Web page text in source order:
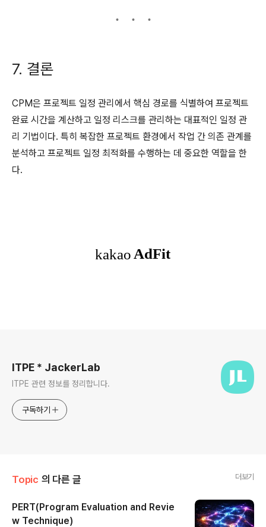
7. 결론
CPM은 프로젝트 일정 관리에서 핵심 경로를 식별하여 프로젝트
완료 시간을 계산하고 일정 리스크를 관리하는 대표적인 일정 관
리 기법이다. 특히 복잡한 프로젝트 환경에서 작업 간 의존 관계를
분석하고 프로젝트 일정 최적화를 수행하는 데 중요한 역할을 한
다.
ITPE * JackerLab
ITPE 관련 정보를 정리합니다.
구독하기
Topic 의 다른 글 더보기
PERT(Program Evaluation and Revie
w Technique)